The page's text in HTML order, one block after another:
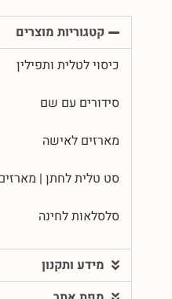
קטגוריות מוצרים
כיסוי לטלית ותפילין
סידורים עם שם
מארזים לאישה
סט טלית לחתן |
סלסלאות לחינה
מידע ותקנון